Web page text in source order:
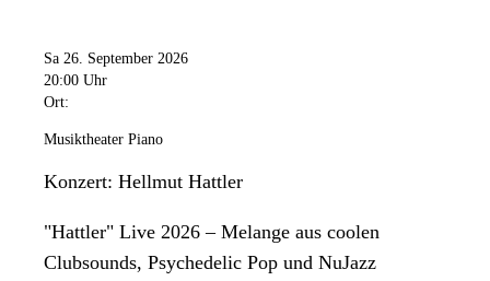
Sa 26. September 2026
20:00 Uhr
Ort:
Musiktheater Piano
Konzert: Hellmut Hattler
"Hattler" Live 2026 – Melange aus coolen
Clubsounds, Psychedelic Pop und NuJazz